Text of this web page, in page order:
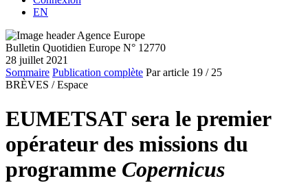
EN
Bulletin Quotidien Europe N° 12770
28 juillet 2021
Sommaire Publication complète Par article 19 / 25
BRÈVES / Espace
EUMETSAT sera le premier
opérateur des missions du
programme Copernicus